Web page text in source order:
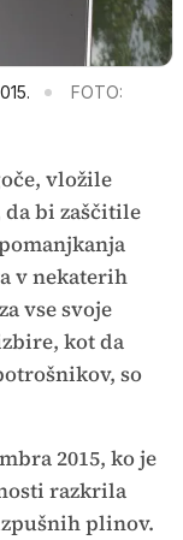
FOTO:
vložile
bi zaščitile
v nekaterih
vse svoje
kot da
so
2015, ko je
razkrila
plinov.